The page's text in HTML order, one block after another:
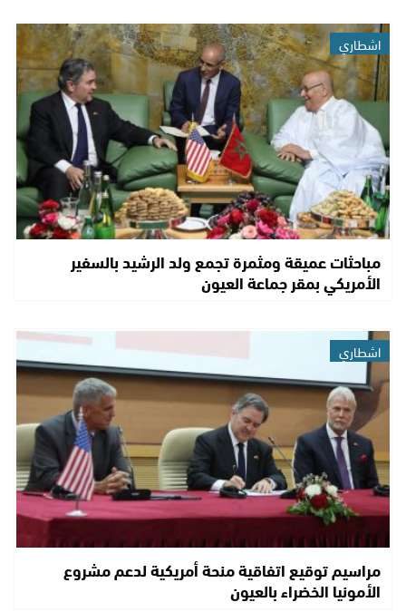
اشطاري
مباحثات عميقة ومثمرة تجمع ولد الرشيد بالسفير
الأمريكي بمقر جماعة العيون
اشطاري
مراسيم توقيع اتفاقية منحة أمريكية لدعم مشروع
الأمونيا الخضراء بالعيون